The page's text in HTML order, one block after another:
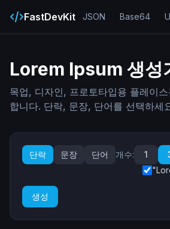
FastDevKit JSON Base64
Lorem Ipsum 생성
목업, 디자인, 프로토타입용 플레이
합니다. 단락, 문장, 단어를 선택하세
단락 문장 단어 개수: 1
생성